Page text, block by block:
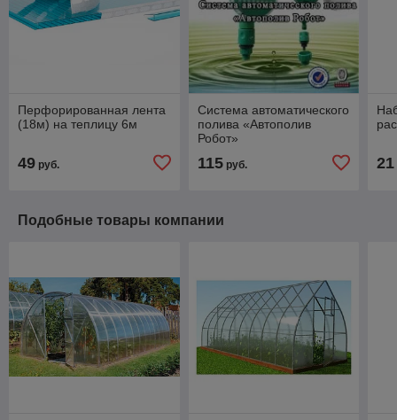
Перфорированная лента
(18м) на теплицу 6м
49 руб.
Система автоматического
полива «Автополив
Робот»
115руб. 21
Подобные товары компании